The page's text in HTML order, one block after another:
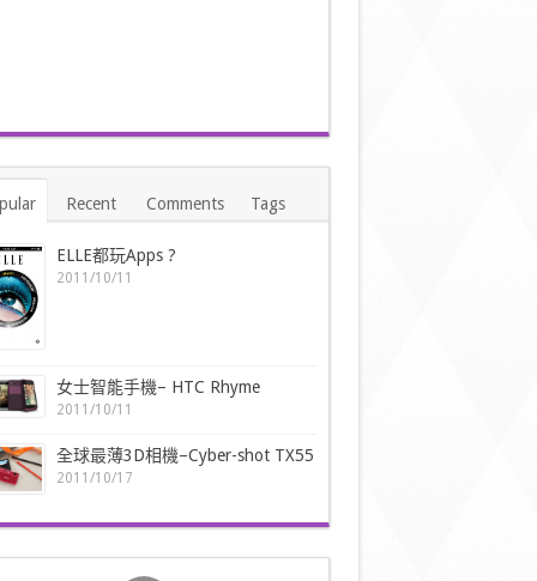
Recent Comments Tags
ELLE都玩Apps ?
2011/10/11
女士智能手機– HTC Rhyme
2011/10/11
全球最薄3D相機–Cyber-shot TX55
2011/10/17